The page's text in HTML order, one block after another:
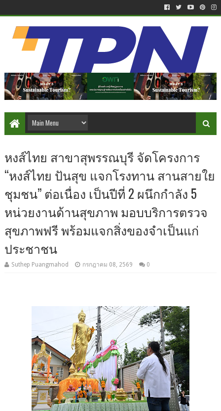
หงส์ไทย สาขาสุพรรณบุรี จัดโครงการ
“หงส์ไทย ปันสุข แจกโรงทาน สานสายใย
ชุมชน” ต่อเนื่อง เป็นปีที่ 2 ผนึกกำลัง 5
หน่วยงานด้านสุขภาพ มอบบริการตรวจ
สุขภาพฟรี พร้อมแจกสิ่งของจำเป็นแก่
ประชาชน
Suthep Puangmahod กรกฎาคม 08, 2569 0